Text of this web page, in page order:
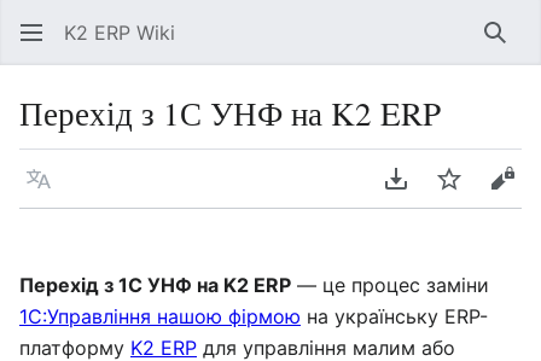
K2 ERP Wiki
Перехід з 1С УНФ на K2 ERP
Мова Завантажити
Перехід з 1С УНФ на K2 ERP — це процес заміни
1С:Управління нашою фірмою на українську ERP-
платформу K2 ERP для управління малим або